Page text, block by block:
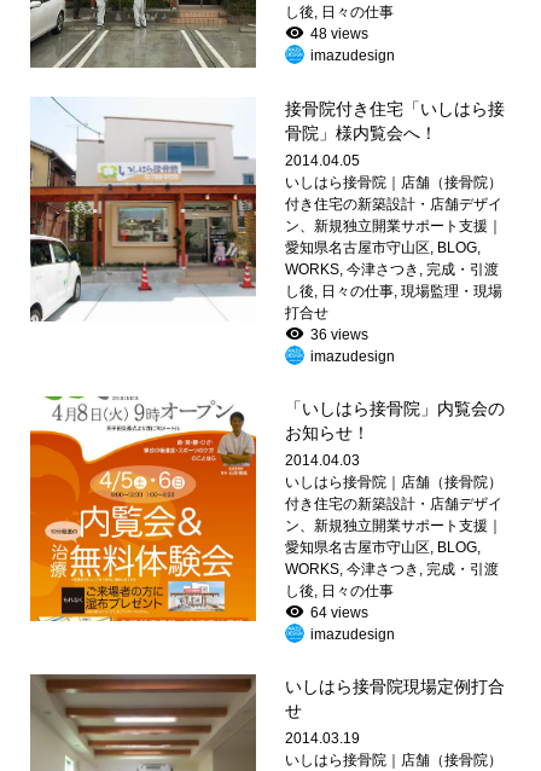
し後, 日々の仕事
48 views
imazudesign
接骨院付き住宅「いしはら接
骨院」様内覧会へ！
2014.04.05
いしはら接骨院｜店舗（接骨院）
付き住宅の新築設計・店舗デザイ
ン、新規独立開業サポート支援｜
愛知県名古屋市守山区 BLOG
WORKS ,今津さつき ,完成・引渡
し後
日々の仕事 ,現場監理・現場
打合せ
36 views
imazudesign
「いしはら接骨院」内覧会の
お知らせ！
2014.04.03
いしはら接骨院｜店舗（接骨院）
付き住宅の新築設計・店舗デザイ
ン、新規独立開業サポート支援｜
愛知県名古屋市守山区 BLOG
WORKS ,今津さつき ,完成・引渡
し後
日々の仕事
64 views
imazudesign
いしはら接骨院現場定例打合
せ
2014.03.19
いしはら接骨院｜店舗（接骨院）